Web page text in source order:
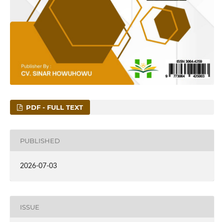
PDF - FULL TEXT
PUBLISHED
2026-07-03
ISSUE